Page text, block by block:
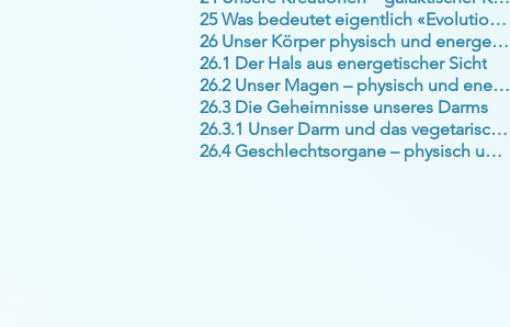
25 Was bedeutet eigentlich «Evolution»?
26 Unser Körper physisch und energetisch - der Kopf
26.1 Der Hals aus energetischer Sicht
26.2 Unser Magen – physisch und energetisch
26.3 Die Geheimnisse unseres Darms
26.3.1 Unser Darm und das vegetarische Essen
26.4 Geschlechtsorgane – physisch und energetisch